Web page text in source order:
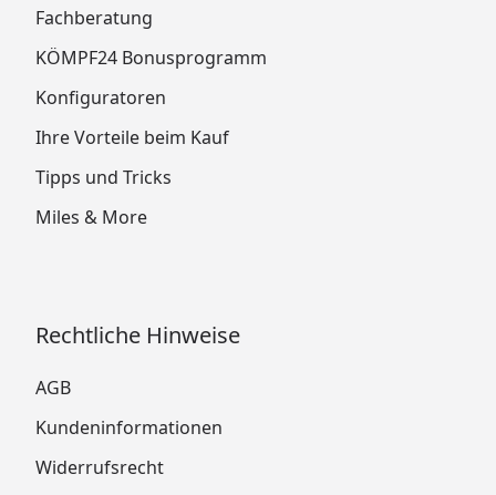
Fachberatung
KÖMPF24 Bonusprogramm
Konfiguratoren
Ihre Vorteile beim Kauf
Tipps und Tricks
Miles & More
Rechtliche Hinweise
AGB
Kundeninformationen
Widerrufsrecht